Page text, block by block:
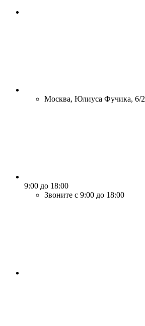
Москва, Юлиуса Фучика, 6/2
9:00 до 18:00
Звоните с 9:00 до 18:00